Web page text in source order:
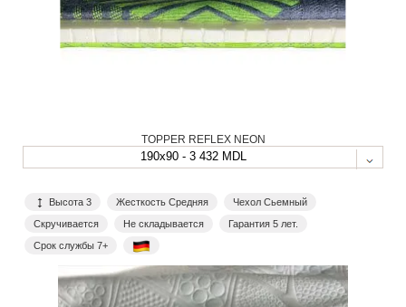
TOPPER REFLEX NEON
190x90 - 3 432 MDL
Высота 3 Жесткость Средняя
Чехол Сьемный
Скручивается
Не складывается
Гарантия 5 лет.
Срок службы 7+